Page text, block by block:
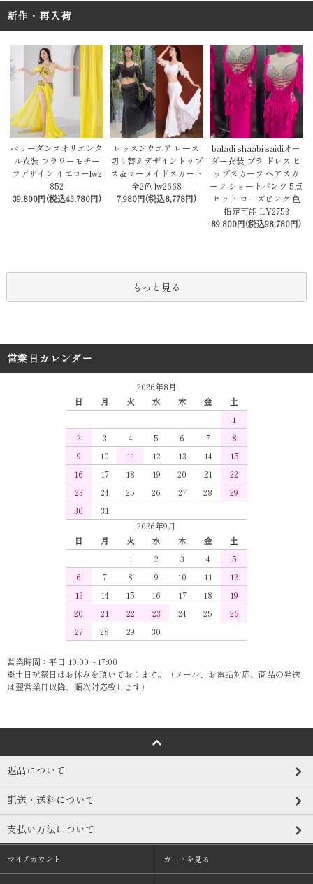
新作・再入荷
ベリーダンスオリエンタ
ル衣装 フラワーモチー
フデザイン イエローlw2
852
39,800円(税込43,780円)
レッスンウエア レース
切り替えデザイントップ
ス＆マーメイドスカート
全2色 lw2668
7,980円(税込8,778円)
baladi shaabi saidiオー
ダー衣装 ブラ ドレス ヒ
ップスカーフ ヘアスカ
ーフ ショートパンツ 5点
セット ローズピンク 色
指定可能 LY2753
89,800円(税込98,780円)
もっと見る
営業日カレンダー
2026年8月
日
月 火 水 木 金
土
1
2
3 4 5 6 7
8
9
10 11 12 13 14
15
16
17 18 19 20 21
22
23
24 25 26 27 28
29
30
31
2026年9月
日
月 火 水 木 金
土
1
2 3 4
5
6
7 8 9 10 11
12
13
14 15 16 17 18
19
20
21 22 23 24 25
26
27
28 29 30
営業時間：平日 10:00～17:00
※土日祝祭日はお休みを頂いております。（メール、お電話対応、商品の発送
は翌営業日以降、順次対応致します）
返品について
配送・送料について
支払い方法について
マイアカウント カートを見る